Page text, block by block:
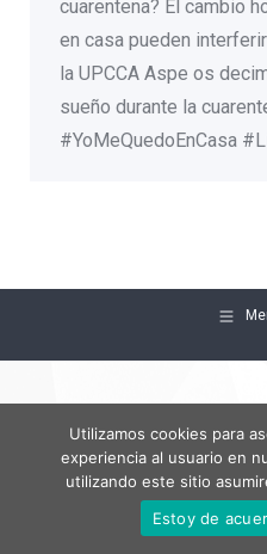
cuarentena? El cambio
en casa pueden
la UPCCA Aspe os
sueño durante la
#YoMeQuedoEnCasa
Utilizamos cookies para
experiencia al usuario en
utilizando este sitio
Estoy de